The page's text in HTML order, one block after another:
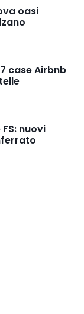
oasi
case Airbnb
nuovi